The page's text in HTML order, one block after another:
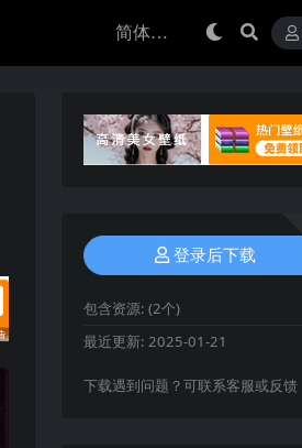
登录后下载
包含资源: (2个)
最近更新: 2025-01-21
下载遇到问题？可联系客服或反馈